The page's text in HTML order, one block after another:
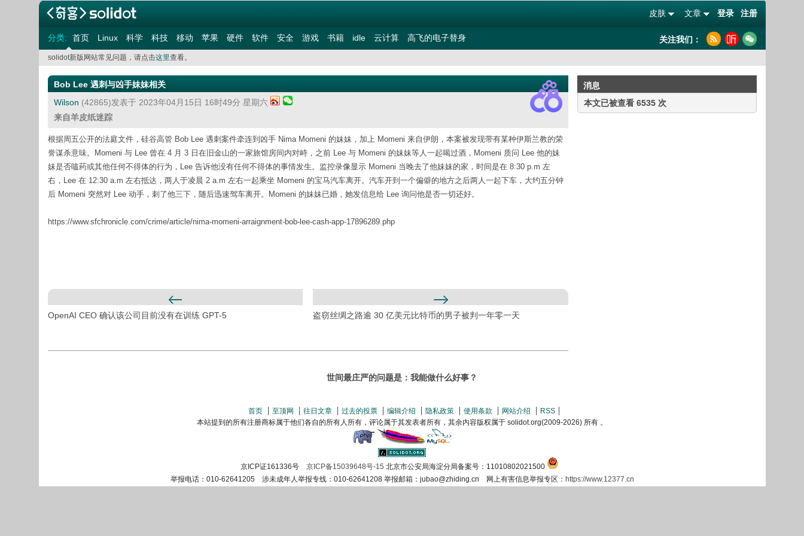
登录 注册
文章
皮肤
分类: 首页 Linux 科学 科技 移动 苹果 硬件 软件 安全 游戏 书籍 idle 云计算 高飞的电子替身 关注我们：
solidot新版网站常见问题，请点击这里查看。
消息
本文已被查看 6535 次
Bob Lee 遇刺与凶手妹妹相关
Wilson (42865)发表于 2023年04月15日 16时49分 星期六
来自羊皮纸迷踪
根据周五公开的法庭文件，硅谷高管 Bob Lee 遇刺案件牵连到凶手 Nima Momeni 的妹妹，加上 Momeni 来自伊朗，本案被发现带有某种伊斯兰教的荣
誉谋杀意味。Momeni 与 Lee 曾在 4 月 3 日在旧金山的一家旅馆房间内对峙，之前 Lee 与 Momeni 的妹妹等人一起喝过酒，Momeni 质问 Lee 他的妹
妹是否嗑药或其他任何不得体的行为，Lee 告诉他没有任何不得体的事情发生。监控录像显示 Momeni 当晚去了他妹妹的家，时间是在 8:30 p.m 左
右，Lee 在 12:30 a.m 左右抵达，两人于凌晨 2 a.m 左右一起乘坐 Momeni 的宝马汽车离开。汽车开到一个偏僻的地方之后两人一起下车，大约五分钟
后 Momeni 突然对 Lee 动手，刺了他三下，随后迅速驾车离开。Momeni 的妹妹已婚，她发信息给 Lee 询问他是否一切还好。
https://www.sfchronicle.com/crime/article/nima-momeni-arraignment-bob-lee-cash-app-17896289.php
OpenAI CEO 确认该公司目前没有在训练 GPT-5 盗窃丝绸之路逾 30 亿美元比特币的男子被判一年零一天
世间最庄严的问题是：我能做什么好事？
首页 至顶网 往日文章 过去的投票 编辑介绍 隐私政策 使用条款 网站介绍
RSS
本站提到的所有注册商标属于他们各自的所有人所有，评论属于其发表者所有，其余内容版权属于 solidot.org(2009-2026) 所有 。
京ICP证161336号 京ICP备15039648号-15 北京市公安局海淀分局备案号：11010802021500
举报电话：010-62641205 涉未成年人举报专线：010-62641208 举报邮箱：jubao@zhiding.cn 网上有害信息举报专区： https://www.12377.cn